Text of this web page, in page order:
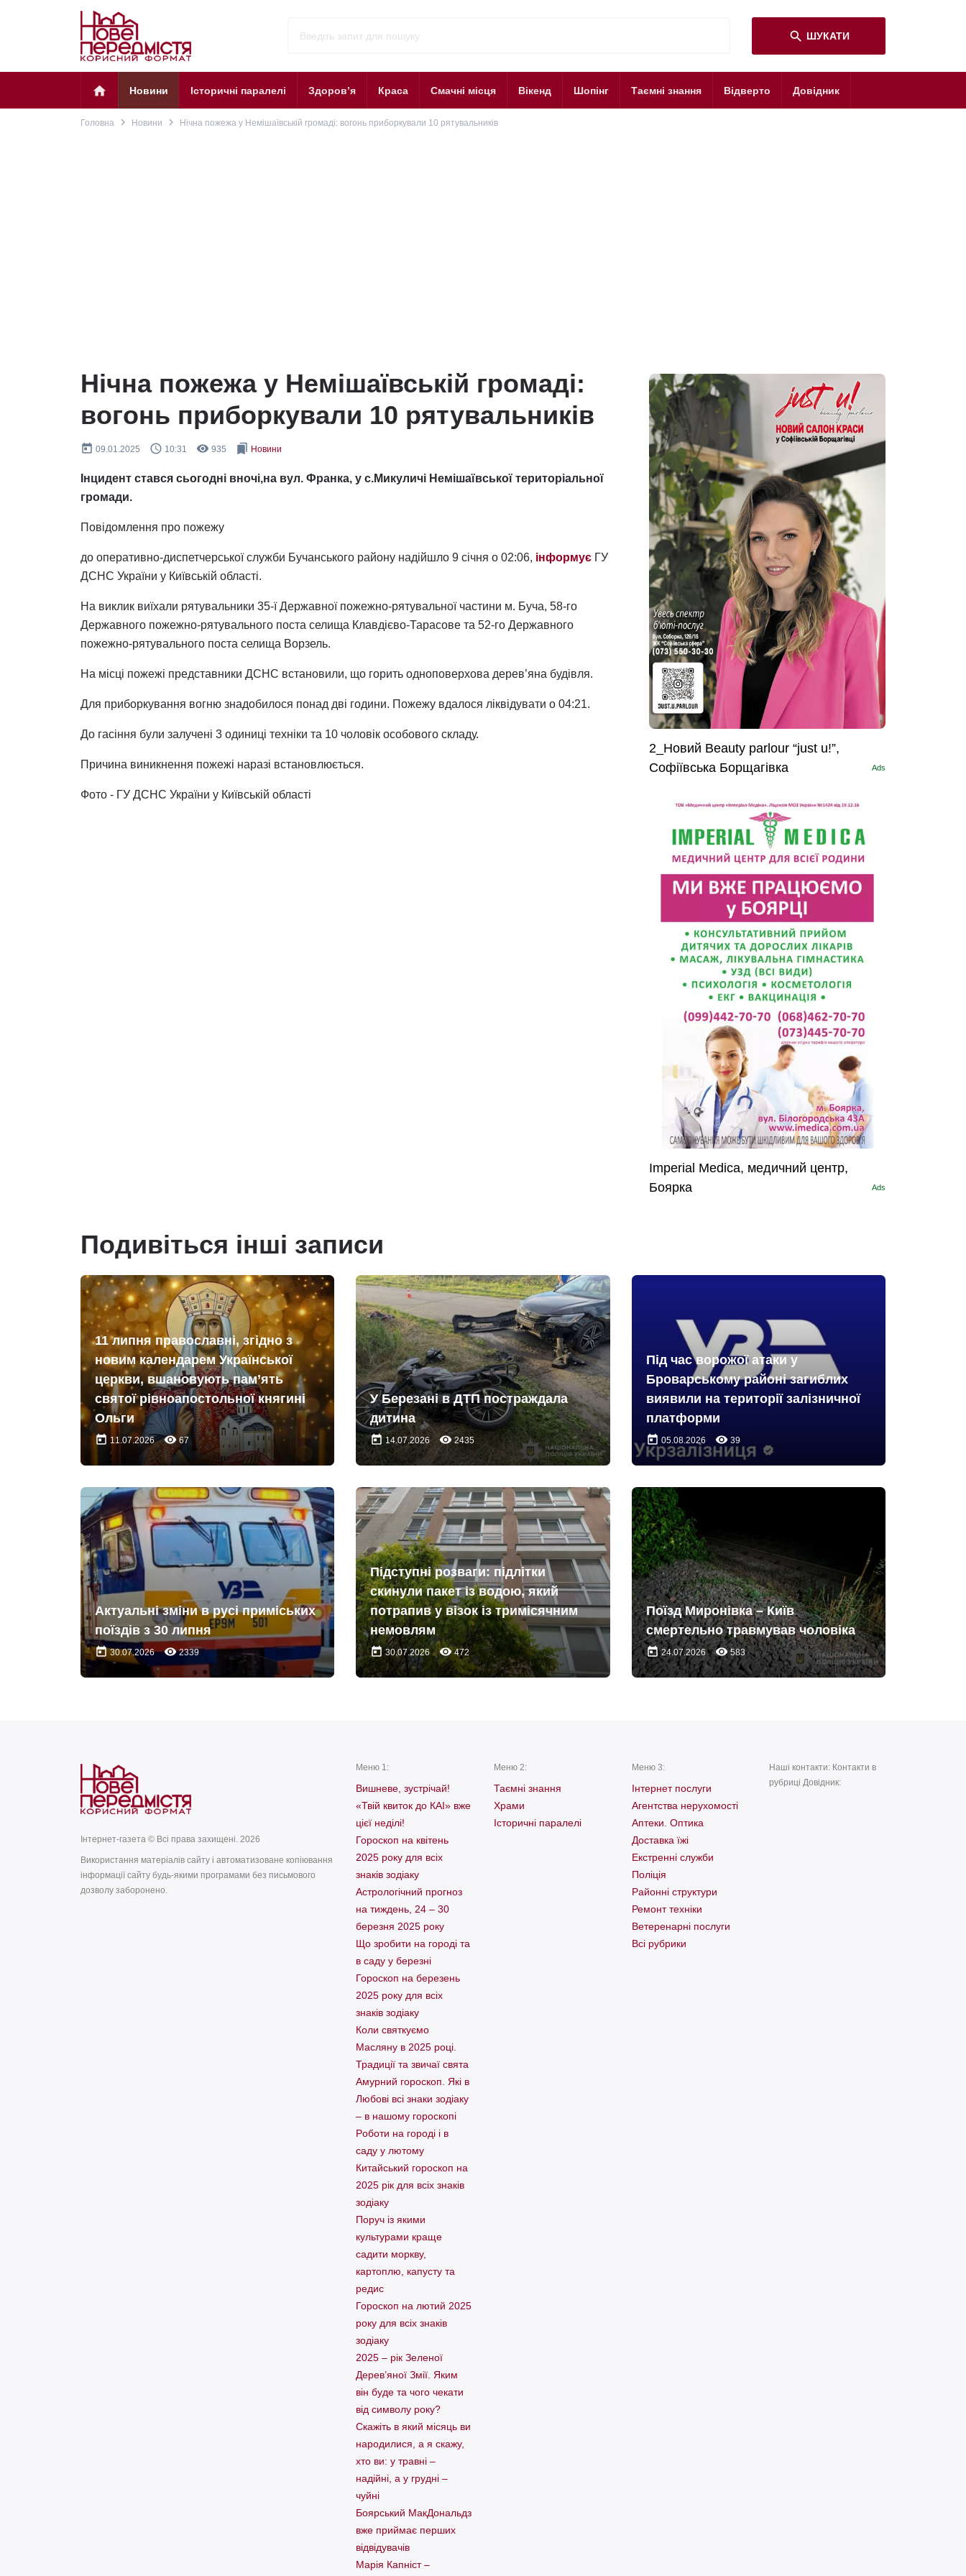
search ШУКАТИ
home Новини Історичні паралелі Здоров’я Краса Смачні місця Вікенд Шопінг Таємні знання Відверто Довідник
Головна navigate_next Новини navigate_next Нічна пожежа у Немішаївській громаді: вогонь приборкували 10 рятувальників
Нічна пожежа у Немішаївській громаді:
вогонь приборкували 10 рятувальників
today 09.01.2025 query_builder 10:31 remove_red_eye 935 bookmarks Новини
Інцидент стався сьогодні вночі,на вул. Франка, у с.Микуличі Немішаївської територіальної
громади.
Повідомлення про пожежу
до оперативно-диспетчерської служби Бучанського району надійшло 9 січня о 02:06, інформує ГУ
ДСНС України у Київській області.
На виклик виїхали рятувальники 35-ї Державної пожежно-рятувальної частини м. Буча, 58-го
Державного пожежно-рятувального поста селища Клавдієво-Тарасове та 52-го Державного
пожежно-рятувального поста селища Ворзель.
На місці пожежі представники ДСНС встановили, що горить одноповерхова дерев’яна будівля.
Для приборкування вогню знадобилося понад дві години. Пожежу вдалося ліквідувати о 04:21.
До гасіння були залучені 3 одиниці техніки та 10 чоловік особового складу.
Причина виникнення пожежі наразі встановлюється.
Фото - ГУ ДСНС України у Київській області
2_Новий Beauty parlour “just u!”,
Софіївська Борщагівка
Ads
Imperial Medica, медичний центр,
Боярка
Ads
Подивіться інші записи
11 липня православні, згідно з
новим календарем Української
церкви, вшановують пам’ять
святої рівноапостольної княгині
Ольги
today 11.07.2026 remove_red_eye 67
У Березані в ДТП постраждала
дитина
today14.07.2026 remove_red_eye 2435
Під час ворожої атаки у
Броварському районі загиблих
виявили на території залізничної
платформи
today 05.08.2026 remove_red_eye 39
Актуальні зміни в русі приміських
поїздів з 30 липня
today 30.07.2026 remove_red_eye2339
Підступні розваги: підлітки
скинули пакет із водою, який
потрапив у візок із тримісячним
немовлям
today30.07.2026 remove_red_eye472
Поїзд Миронівка – Київ
смертельно травмував чоловіка
today24.07.2026 remove_red_eye583
Інтернет-газета © Всі права захищені. 2026
Використання матеріалів сайту і автоматизоване копіювання
інформації сайту будь-якими програмами без письмового
дозволу заборонено.
Меню 1:
Вишневе, зустрічай!
«Твій квиток до КАІ» вже
цієї неділі!
Гороскоп на квітень
2025 року для всіх
знаків зодіаку
Астрологічний прогноз
на тиждень, 24 – 30
березня 2025 року
Що зробити на городі та
в саду у березні
Гороскоп на березень
2025 року для всіх
знаків зодіаку
Коли святкуємо
Масляну в 2025 році.
Традиції та звичаї свята
Амурний гороскоп. Які в
Любові всі знаки зодіаку
– в нашому гороскопі
Pоботи на городі і в
саду у лютому
Китайський гороскоп на
2025 рік для всіх знаків
зодіаку
Поруч із якими
культурами краще
садити моркву,
картоплю, капусту та
редис
Гороскоп на лютий 2025
року для всіх знаків
зодіаку
2025 – рік Зеленої
Дерев’яної Змії. Яким
він буде та чого чекати
від символу року?
Скажіть в який місяць ви
народилися, а я скажу,
хто ви: у травні –
надійні, а у грудні –
чуйні
Боярський МакДональдз
вже приймає перших
відвідувачів
Марія Капніст –
Меню 2:
Таємні знання
Храми
Історичні паралелі
Меню 3:
Інтернет послуги
Агентства нерухомості
Аптеки. Оптика
Доставка їжі
Екстренні служби
Поліція
Районні структури
Ремонт техніки
Ветеренарні послуги
Всі рубрики
Наші контакти: Контакти в
рубриці Довідник: